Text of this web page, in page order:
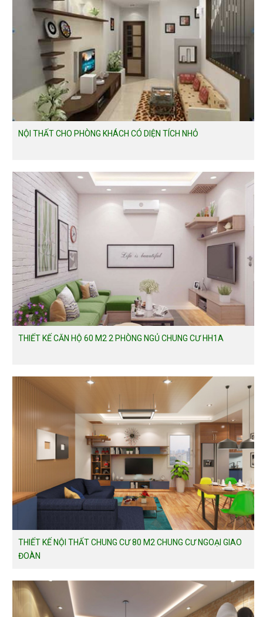
NỘI THẤT CHO PHÒNG KHÁCH CÓ DIỆN TÍCH NHỎ
THIẾT KẾ CĂN HỘ 60 M2 2 PHÒNG NGỦ CHUNG CƯ HH1A
THIẾT KẾ NỘI THẤT CHUNG CƯ 80 M2 CHUNG CƯ NGOẠI GIAO
ĐOÀN